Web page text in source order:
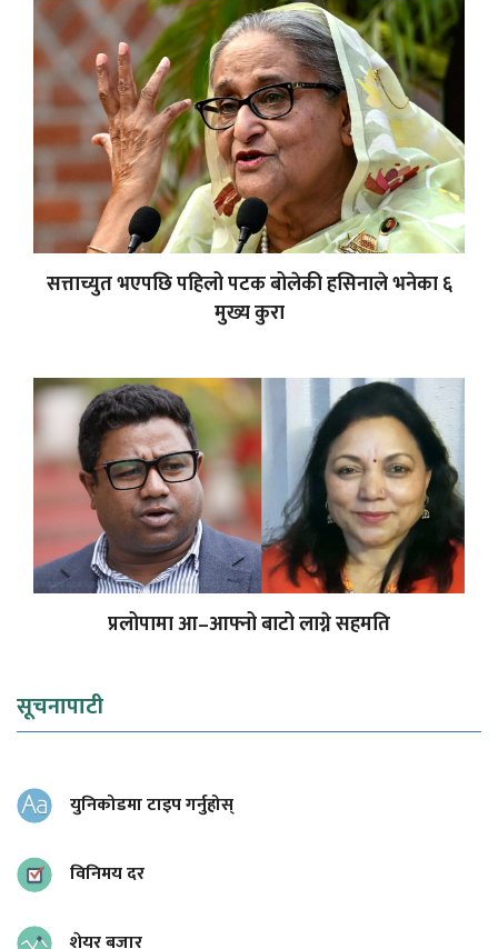
सत्ताच्युत भएपछि पहिलो पटक बोलेकी हसिनाले भनेका ६
मुख्य कुरा
प्रलोपामा आ–आफ्नो बाटो लाग्ने सहमति
सूचनापाटी
युनिकोडमा टाइप गर्नुहोस्
विनिमय दर
शेयर बजार